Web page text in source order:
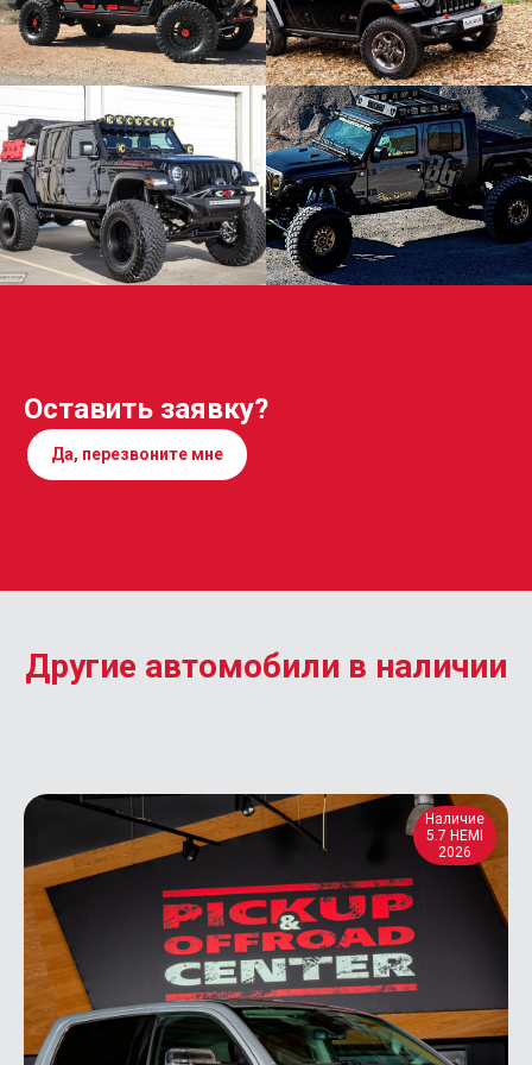
Оставить заявку?
Да, перезвоните мне
Другие автомобили в наличии
Наличие
5.7 HEMI
2026